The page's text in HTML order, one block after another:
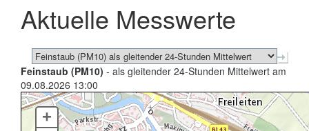
schließen
Aktuelle Messwerte
Feinstaub (PM10) - als gleitender 24-Stunden Mittelwert am
09.08.2026 13:00
+